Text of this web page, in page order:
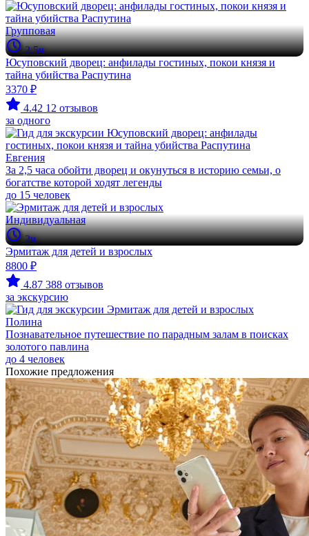
Групповая
2.5ч
Юсуповский дворец: анфилады гостиных, покои князя и
тайна убийства Распутина
3370 ₽
4.42 12 отзывов
за одного
Евгения
За 2,5 часа обойти дворец и окунуться в историю семьи, о
богатстве которой ходят легенды
до 15 человек
Индивидуальная
2ч
Эрмитаж для детей и взрослых
8800 ₽
4.87 388 отзывов
за экскурсию
Полина
Познавательное путешествие по парадным залам в поисках
золотого павлина
до 4 человек
Похожие предложения